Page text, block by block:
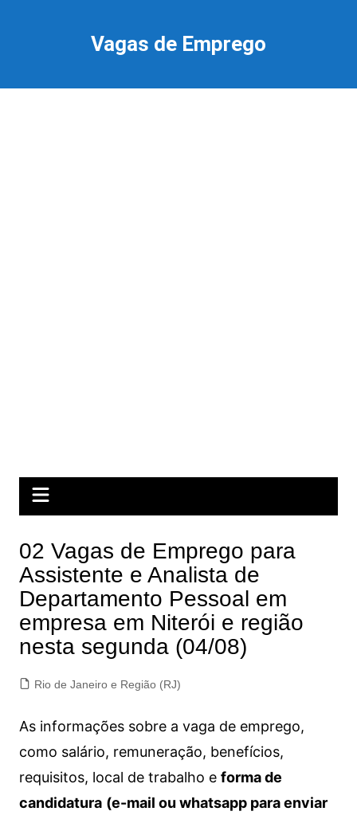
Vagas de Emprego
02 Vagas de Emprego para
Assistente e Analista de
Departamento Pessoal em
empresa em Niterói e região
nesta segunda (04/08)
Rio de Janeiro e Região (RJ)
As informações sobre a vaga de emprego,
como salário, remuneração, benefícios,
requisitos, local de trabalho e forma de
candidatura (e-mail ou whatsapp para enviar